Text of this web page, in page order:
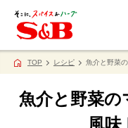
TOP レシピ 魚介と野菜
魚介と野菜
風味